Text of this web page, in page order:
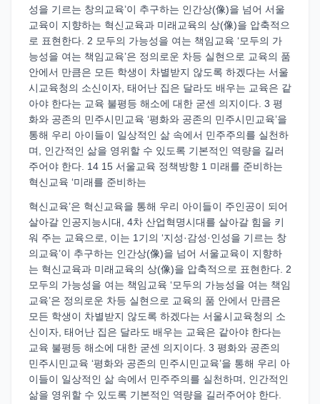
성을 기르는 창의교육’이 추구하는 인간상(像)을 넘어 서울
교육이 지향하는 혁신교육과 미래교육의 상(像)을 압축적으
로 표현한다. 2 모두의 가능성을 여는 책임교육 ‘모두의 가
능성을 여는 책임교육’은 정의로운 차등 실현으로 교육의 품
안에서 만큼은 모든 학생이 차별받지 않도록 하겠다는 서울
시교육청의 소신이자, 태어난 집은 달라도 배우는 교육은 같
아야 한다는 교육 불평등 해소에 대한 굳센 의지이다. 3 평
화와 공존의 민주시민교육 ‘평화와 공존의 민주시민교육’을
통해 우리 아이들이 일상적인 삶 속에서 민주주의를 실천하
며, 인간적인 삶을 영위할 수 있도록 기본적인 역량을 길러
주어야 한다. 14 15 서울교육 정책방향 1 미래를 준비하는
혁신교육 ‘미래를 준비하는
혁신교육’은 혁신교육을 통해 우리 아이들이 주인공이 되어
살아갈 인공지능시대, 4차 산업혁명시대를 살아갈 힘을 키
워 주는 교육으로, 이는 1기의 ‘지성·감성·인성을 기르는 창
의교육’이 추구하는 인간상(像)을 넘어 서울교육이 지향하
는 혁신교육과 미래교육의 상(像)을 압축적으로 표현한다. 2
모두의 가능성을 여는 책임교육 ‘모두의 가능성을 여는 책임
교육’은 정의로운 차등 실현으로 교육의 품 안에서 만큼은
모든 학생이 차별받지 않도록 하겠다는 서울시교육청의 소
신이자, 태어난 집은 달라도 배우는 교육은 같아야 한다는
교육 불평등 해소에 대한 굳센 의지이다. 3 평화와 공존의
민주시민교육 ‘평화와 공존의 민주시민교육’을 통해 우리 아
이들이 일상적인 삶 속에서 민주주의를 실천하며, 인간적인
삶을 영위할 수 있도록 기본적인 역량을 길러주어야 한다.